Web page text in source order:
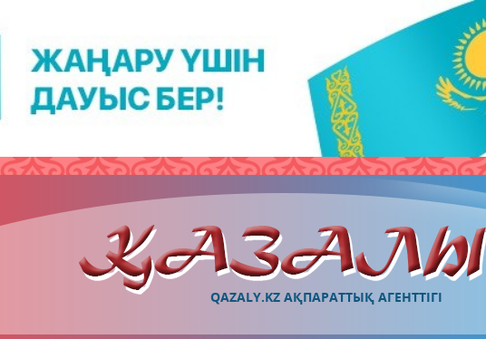
QAZALY.KZ АҚПАРАТТЫҚ АГЕНТТІГІ